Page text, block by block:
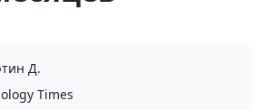
Д.
Times